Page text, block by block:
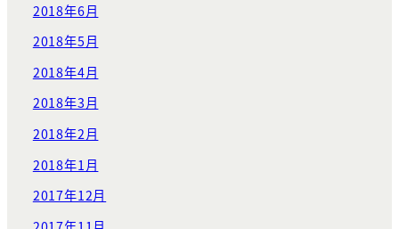
2018年6月
2018年5月
2018年4月
2018年3月
2018年2月
2018年1月
2017年12月